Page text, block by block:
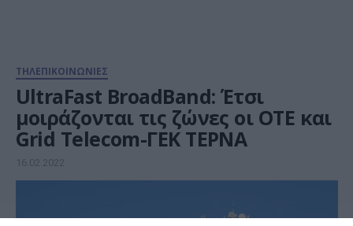
ΤΗΛΕΠΙΚΟΙΝΩΝΙΕΣ
UltraFast BroadBand: Έτσι
μοιράζονται τις ζώνες οι ΟΤΕ και
Grid Telecom-ΓΕΚ ΤΕΡΝΑ
16.02.2022